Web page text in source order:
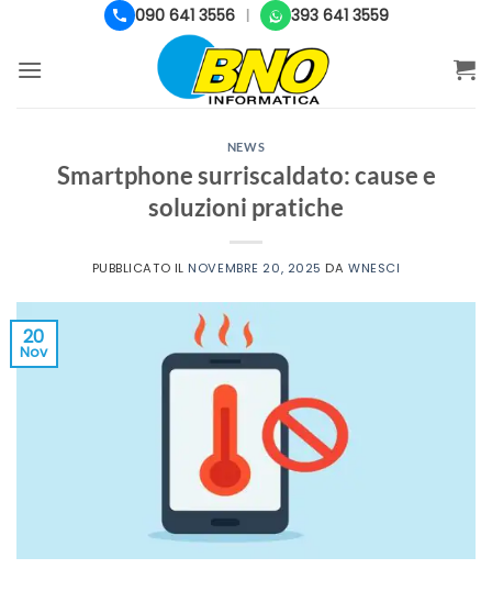
contenuti
090 641 3556 393 641 3559
NEWS
Smartphone surriscaldato: cause e
soluzioni pratiche
PUBBLICATO IL NOVEMBRE 20, 2025 DAWNESCI
20
Nov